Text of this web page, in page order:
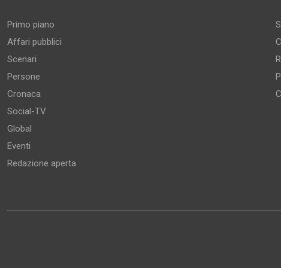
Primo piano
Affari pubblici
Scenari
Persone
Cronaca
Social-TV
Global
Eventi
Redazione aperta